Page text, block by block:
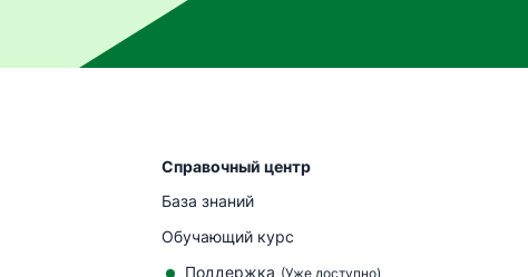
Справочный центр
База знаний
Обучающий курс
Поддержка (Уже доступно)